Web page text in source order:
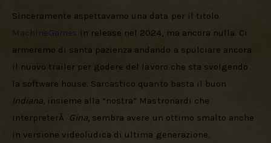
Sinceramente aspettavamo una data per il titolo
MachineGames in release nel 2024, ma ancora nulla. Ci
armeremo di santa pazienza andando a spulciare ancora
il nuovo trailer per godere del lavoro che sta svolgendo
la software house. Sarcastico quanto basta il buon
Indiana, insieme alla “nostra” Mastronardi che
interpreterÃ Gina, sembra avere un ottimo smalto anche
in versione videoludica di ultima generazione.